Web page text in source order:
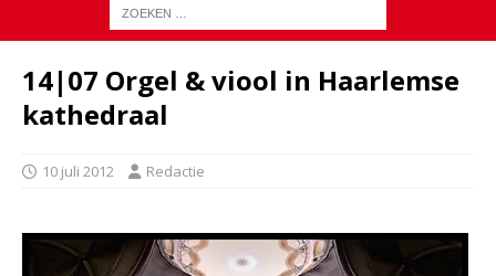
14|07 Orgel & viool in Haarlemse
kathedraal
10 juli 2012 Redactie